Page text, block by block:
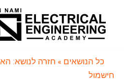
כל הנושאים » חזרה לנושא:
חישמול